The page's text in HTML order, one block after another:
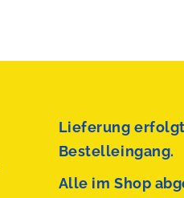
Lieferung
Bestelleingang.
Alle im Shop